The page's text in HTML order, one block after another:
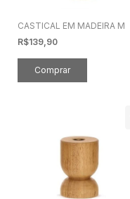
CASTICAL EM MADEIRA M
R$139,90